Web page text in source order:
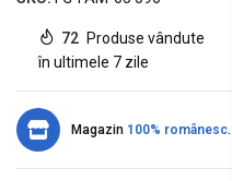
72 Produse vândute
în ultimele 7 zile
Magazin 100% românesc.